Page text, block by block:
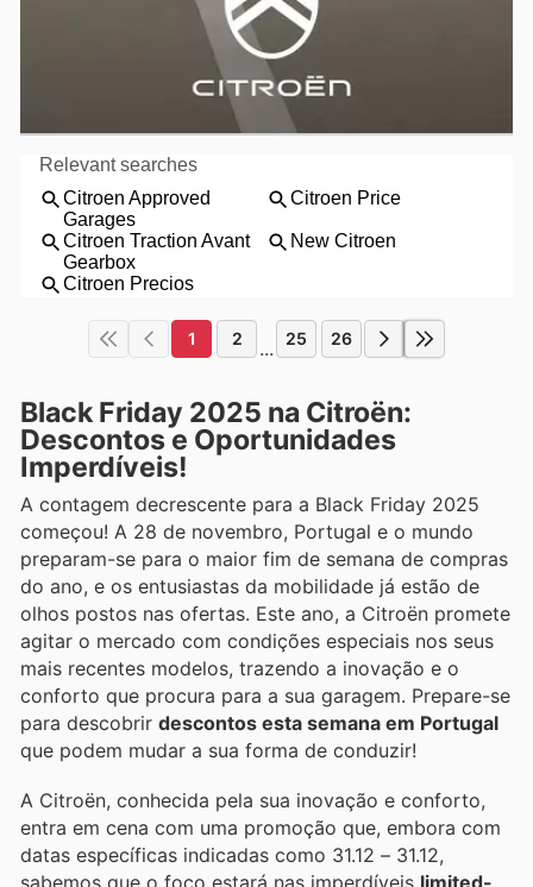
1 2 ... 25 26
Black Friday 2025 na Citroën:
Descontos e Oportunidades
Imperdíveis!
A contagem decrescente para a Black Friday 2025
começou! A 28 de novembro, Portugal e o mundo
preparam-se para o maior fim de semana de compras
do ano, e os entusiastas da mobilidade já estão de
olhos postos nas ofertas. Este ano, a Citroën promete
agitar o mercado com condições especiais nos seus
mais recentes modelos, trazendo a inovação e o
conforto que procura para a sua garagem. Prepare-se
para descobrir descontos esta semana em Portugal
que podem mudar a sua forma de conduzir!
A Citroën, conhecida pela sua inovação e conforto,
entra em cena com uma promoção que, embora com
datas específicas indicadas como 31.12 – 31.12,